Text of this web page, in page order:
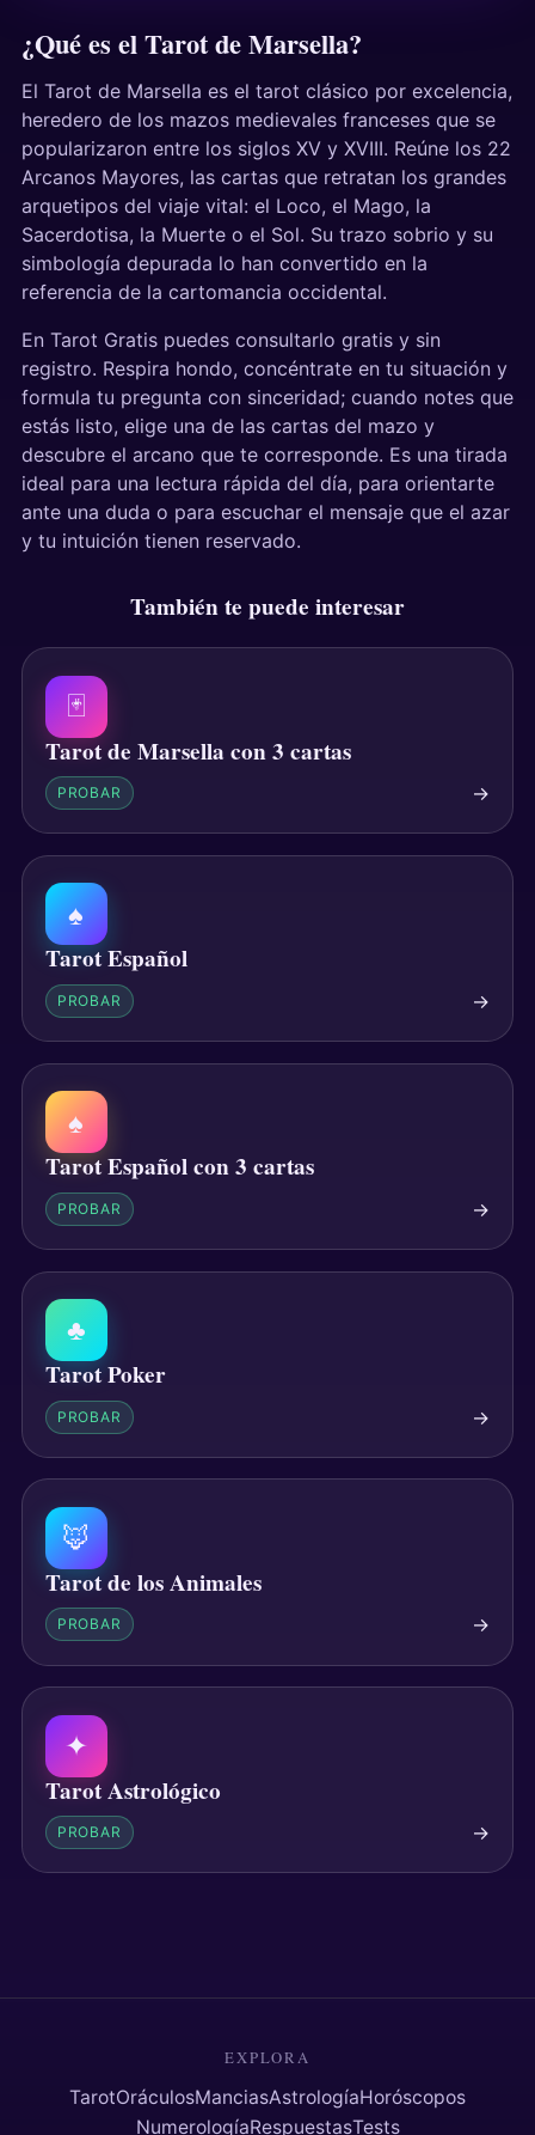
¿Qué es el Tarot de Marsella?
El Tarot de Marsella es el tarot clásico por excelencia,
heredero de los mazos medievales franceses que se
popularizaron entre los siglos XV y XVIII. Reúne los 22
Arcanos Mayores, las cartas que retratan los grandes
arquetipos del viaje vital: el Loco, el Mago, la
Sacerdotisa, la Muerte o el Sol. Su trazo sobrio y su
simbología depurada lo han convertido en la
referencia de la cartomancia occidental.
En Tarot Gratis puedes consultarlo gratis y sin
registro. Respira hondo, concéntrate en tu situación y
formula tu pregunta con sinceridad; cuando notes que
estás listo, elige una de las cartas del mazo y
descubre el arcano que te corresponde. Es una tirada
ideal para una lectura rápida del día, para orientarte
ante una duda o para escuchar el mensaje que el azar
y tu intuición tienen reservado.
También te puede interesar
🃏
Tarot de Marsella con 3 cartas
PROBAR →
♠
Tarot Español
PROBAR →
♠
Tarot Español con 3 cartas
PROBAR →
♣
Tarot Poker
PROBAR →
🦊
Tarot de los Animales
PROBAR →
✦
Tarot Astrológico
PROBAR →
EXPLORA
TarotOráculosManciasAstrologíaHoróscopos
NumerologíaRespuestasTests